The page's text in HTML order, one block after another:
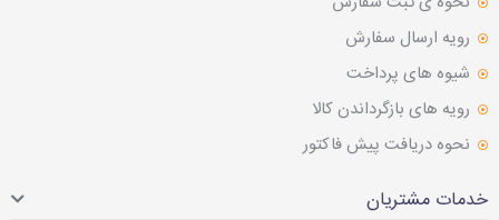
رویه ارسال سفارش
شیوه های پرداخت
رویه های بازگرداندن کالا
نحوه دریافت پیش فاکتور
خدمات مشتریان